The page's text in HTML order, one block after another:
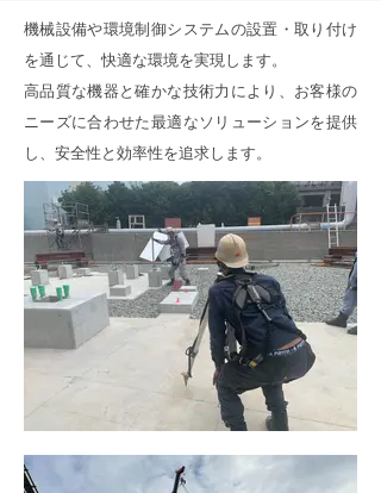
機械設備や環境制御システムの設置・取り付け
を通じて、快適な環境を実現します。
高品質な機器と確かな技術力により、お客様の
ニーズに合わせた最適なソリューションを提供
し、安全性と効率性を追求します。